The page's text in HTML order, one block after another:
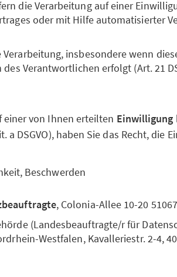
die Verarbeitung auf einer
oder mit Hilfe automatisierter
Verarbeitung, insbesondere wenn
Verantwortlichen erfolgt (Art. 21
einer von Ihnen erteilten Einwilligung
a DSGVO), haben Sie das Recht, die
Beschwerden
, Colonia-Allee 10-20
(Landesbeauftragte/r für
Westfalen, Kavalleriestr. 2-4,